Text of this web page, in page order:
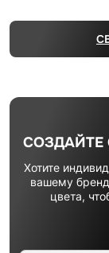
Хотите
вашему
цвета,